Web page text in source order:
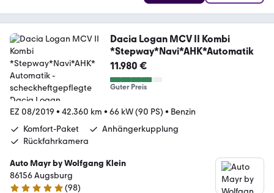
Dacia Logan MCV II Kombi
*Stepway*Navi*AHK*Automatik
11.980 €
Guter Preis
EZ 08/2019 • 42.360 km • 66 kW (90 PS) • Benzin
Komfort-Paket
Anhängerkupplung
Rückfahrkamera
Auto Mayr by Wolfgang Klein
86156 Augsburg
(98)